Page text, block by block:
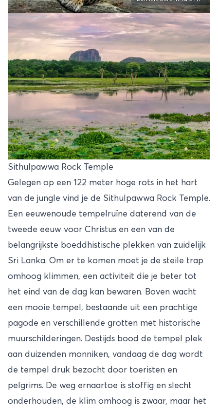
Sithulpawwa Rock Temple
Gelegen op een 122 meter hoge rots in het hart
van de jungle vind je de Sithulpawwa Rock Temple.
Een eeuwenoude tempelruïne daterend van de
tweede eeuw voor Christus en een van de
belangrijkste boeddhistische plekken van zuidelijk
Sri Lanka. Om er te komen moet je de steile trap
omhoog klimmen, een activiteit die je beter tot
het eind van de dag kan bewaren. Boven wacht
een mooie tempel, bestaande uit een prachtige
pagode en verschillende grotten met historische
muurschilderingen. Destijds bood de tempel plek
aan duizenden monniken, vandaag de dag wordt
de tempel druk bezocht door toeristen en
pelgrims. De weg ernaartoe is stoffig en slecht
onderhouden, de klim omhoog is zwaar, maar het